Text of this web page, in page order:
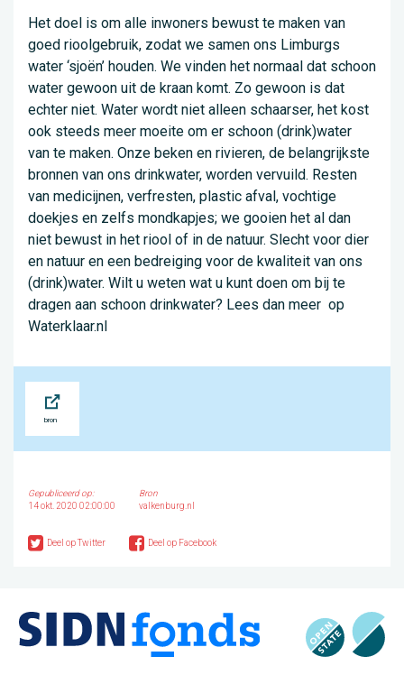
Het doel is om alle inwoners bewust te maken van
goed rioolgebruik, zodat we samen ons Limburgs
water ‘sjoën’ houden. We vinden het normaal dat schoon
water gewoon uit de kraan komt. Zo gewoon is dat
echter niet. Water wordt niet alleen schaarser, het kost
ook steeds meer moeite om er schoon (drink)water
van te maken. Onze beken en rivieren, de belangrijkste
bronnen van ons drinkwater, worden vervuild. Resten
van medicijnen, verfresten, plastic afval, vochtige
doekjes en zelfs mondkapjes; we gooien het al dan
niet bewust in het riool of in de natuur. Slecht voor dier
en natuur en een bedreiging voor de kwaliteit van ons
(drink)water. Wilt u weten wat u kunt doen om bij te
dragen aan schoon drinkwater? Lees dan meer op
Waterklaar.nl
Gepubliceerd op:
14 okt. 2020 02:00:00
Bron
valkenburg.nl
Deel op Twitter Deel op Facebook